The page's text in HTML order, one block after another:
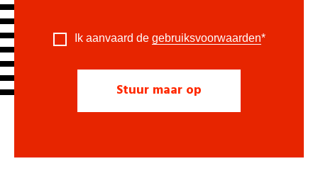
Ik aanvaard de gebruiksvoorwaarden*